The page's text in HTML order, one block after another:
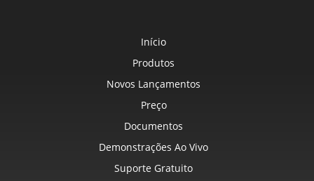
Início
Produtos
Novos Lançamentos
Preço
Documentos
Demonstrações Ao Vivo
Suporte Gratuito